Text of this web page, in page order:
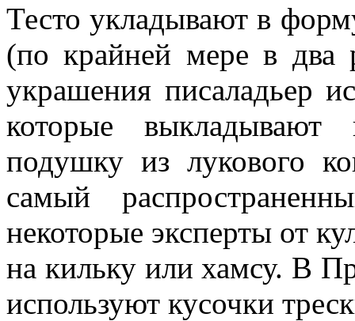
Тесто укладывают в
(по крайней мере в два
украшения писаладьер
которые
подушку из лукового
самый
некоторые эксперты от
на кильку или хамсу. В
используют кусочки